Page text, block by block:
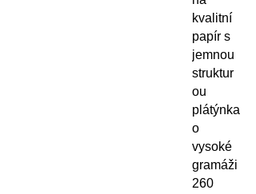
kvalitní
papír s
jemnou
struktur
ou
plátýnka
o
vysoké
gramáži
260